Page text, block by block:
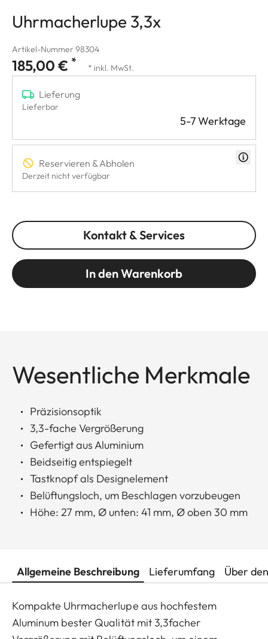
Uhrmacherlupe 3,3x
Artikel-Nummer 98304
185,00 € * * inkl. MwSt.
Lieferung
Lieferbar
5-7 Werktage
Reservieren & Abholen
Derzeit nicht verfügbar
Kontakt & Services
In den Warenkorb
Wesentliche Merkmale
Präzisionsoptik
3,3-fache Vergrößerung
Gefertigt aus Aluminium
Beidseitig entspiegelt
Tastknopf als Designelement
Belüftungsloch, um Beschlagen vorzubeugen
Höhe: 27 mm, Ø unten: 41 mm, Ø oben 30 mm
Allgemeine Beschreibung Lieferumfang Über
Kompakte Uhrmacherlupe aus hochfestem
Aluminum bester Qualität mit 3,3facher